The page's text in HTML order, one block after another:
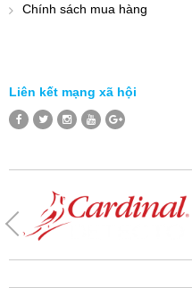
Chính sách mua hàng
Liên kết mạng xã hội